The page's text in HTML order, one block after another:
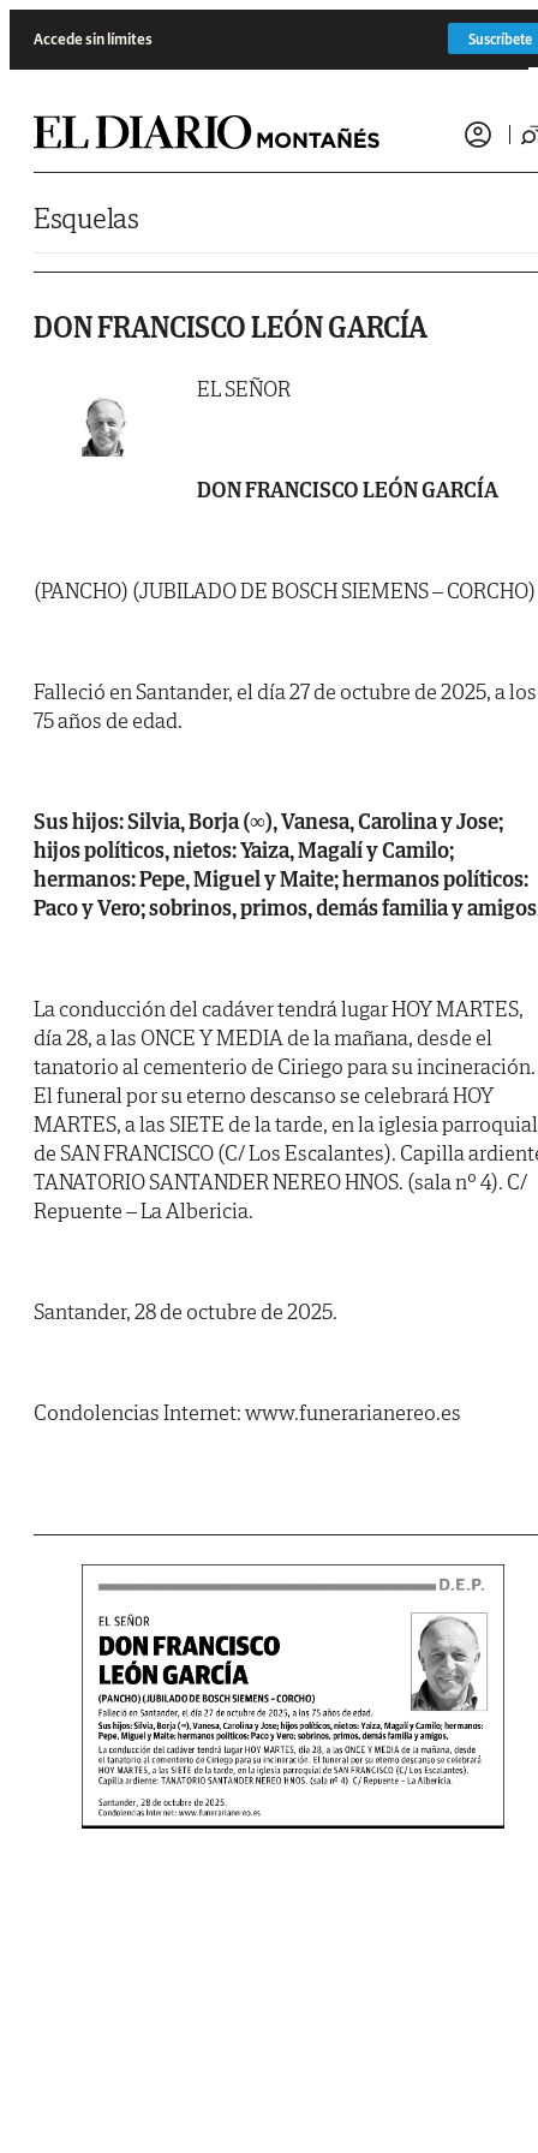
Accede sin límites Suscríbete
Esquelas
DON FRANCISCO LEÓN GARCÍA
EL SEÑOR
DON FRANCISCO LEÓN GARCÍA
(PANCHO) (JUBILADO DE BOSCH SIEMENS – CORCHO)
Falleció en Santander, el día 27 de octubre de 2025, a los
75 años de edad.
Sus hijos: Silvia, Borja (∞), Vanesa, Carolina y Jose;
hijos políticos, nietos: Yaiza, Magalí y Camilo;
hermanos: Pepe, Miguel y Maite; hermanos políticos:
Paco y Vero; sobrinos, primos, demás familia y
La conducción del cadáver tendrá lugar HOY MARTES,
día 28, a las ONCE Y MEDIA de la mañana, desde el
tanatorio al cementerio de Ciriego para su incineración.
El funeral por su eterno descanso se celebrará HOY
MARTES, a las SIETE de la tarde, en la iglesia parroquial
de SAN FRANCISCO (C/ Los Escalantes). Capilla
TANATORIO SANTANDER NEREO HNOS. (sala nº 4). C/
Repuente – La Albericia.
Santander, 28 de octubre de 2025.
Condolencias Internet: www.funerarianereo.es